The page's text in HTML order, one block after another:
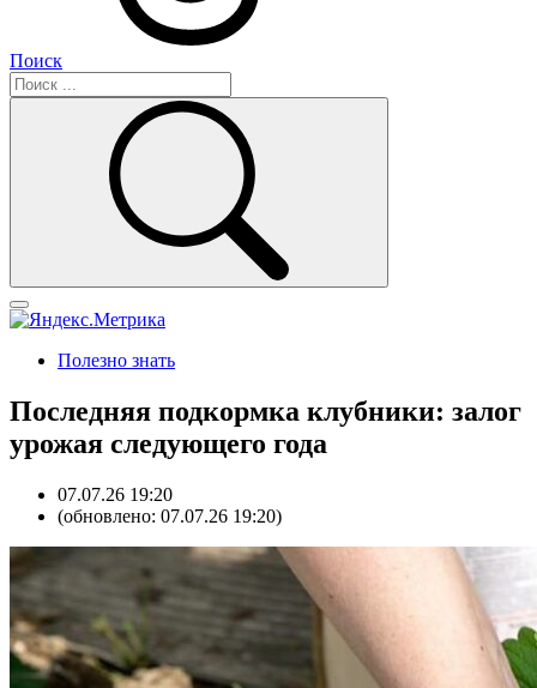
Поиск
Полезно знать
Последняя подкормка клубники: залог
урожая следующего года
07.07.26 19:20
(обновлено: 07.07.26 19:20)